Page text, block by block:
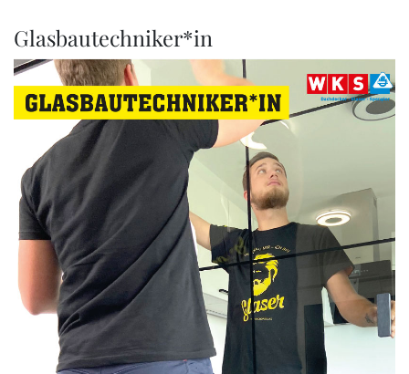
Glasbautechniker*in